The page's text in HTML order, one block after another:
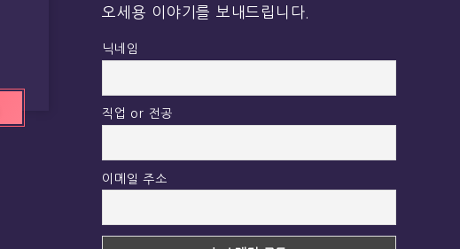
오세용 이야기를 보내드립니다.
닉네임
직업 or 전공
이메일 주소